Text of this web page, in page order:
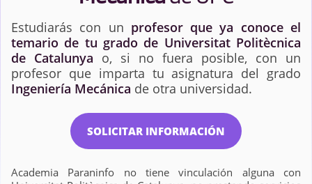
Estudiarás con un profesor que ya conoce el
temario de tu grado de Universitat Politècnica
de Catalunya o, si no fuera posible, con un
profesor que imparta tu asignatura del grado
Ingeniería Mecánica de otra universidad.
SOLICITAR INFORMACIÓN
Academia Paraninfo no tiene vinculación alguna con